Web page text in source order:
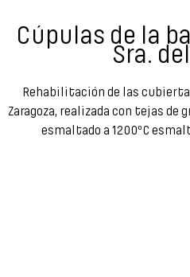
Cúpulas de la
Sra.
Rehabilitación de las
Zaragoza, realizada con tejas de
esmaltado a 1200ºC